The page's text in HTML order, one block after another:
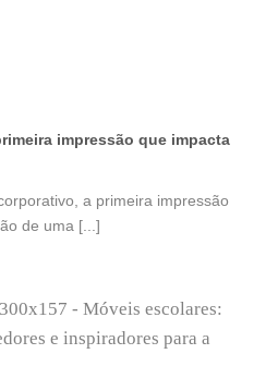
impressão que impacta
a primeira impressão
de uma [...]